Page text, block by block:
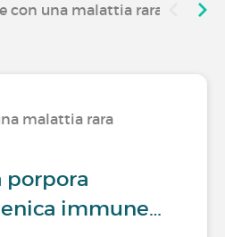
con una malattia rara
malattia rara
porpora
immune…